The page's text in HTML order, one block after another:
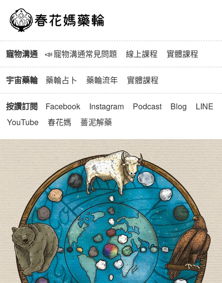
寵物溝通 📣寵物溝通常見問題 線上課程 實體課程
宇宙藥輪 藥輪占卜 藥輪流年 實體課程
按讚訂閱 Facebook Instagram Podcast Blog
LINE
YouTube
春花媽 薔泥解藥